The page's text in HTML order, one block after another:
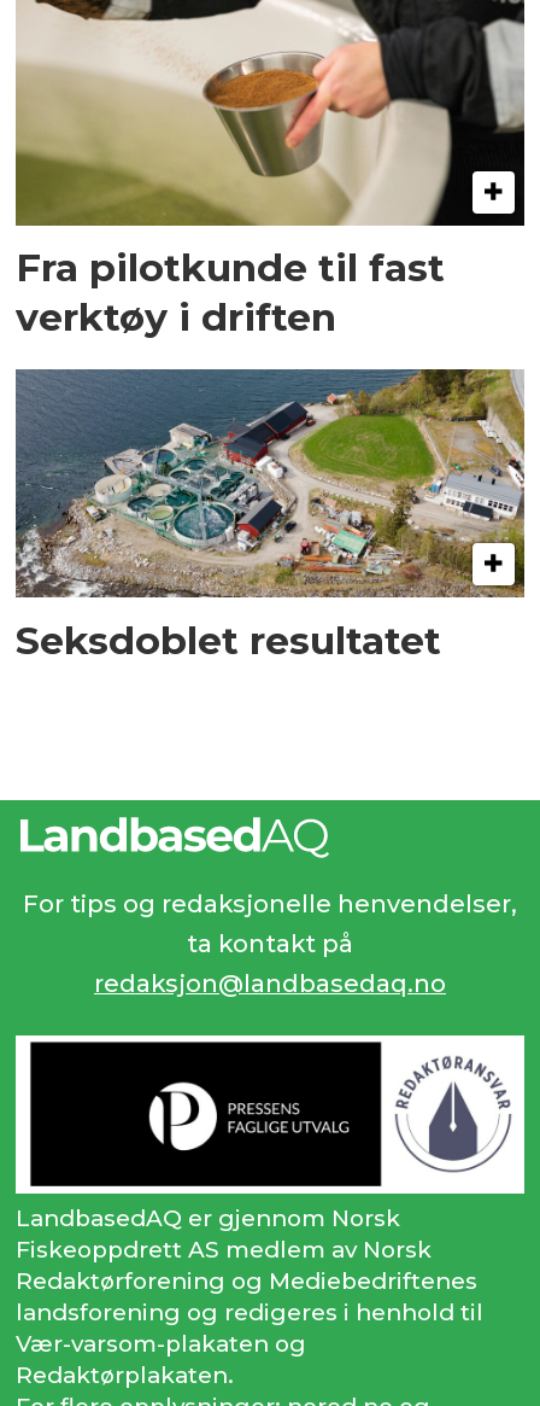
Fra pilotkunde til fast
verktøy i driften
Seksdoblet resultatet
For tips og redaksjonelle henvendelser,
ta kontakt på
redaksjon@landbasedaq.no
LandbasedAQ er gjennom Norsk
Fiskeoppdrett AS medlem av Norsk
Redaktørforening og Mediebedriftenes
landsforening og redigeres i henhold til
Vær-varsom-plakaten og
Redaktørplakaten.